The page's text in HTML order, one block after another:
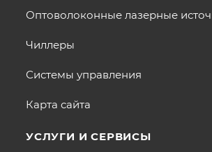
Оптоволоконные лазерные
Чиллеры
Системы управления
Карта сайта
УСЛУГИ И СЕРВИСЫ